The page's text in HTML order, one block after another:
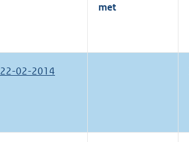
met
22-02-2014